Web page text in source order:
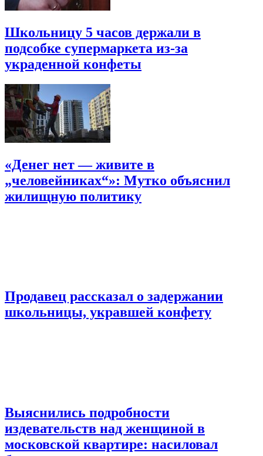
Школьницу 5 часов держали в
подсобке супермаркета из-за
украденной конфеты
«Денег нет — живите в
„человейниках“»: Мутко объяснил
жилищную политику
Продавец рассказал о задержании
школьницы, укравшей конфету
Выяснились подробности
издевательств над женщиной в
московской квартире: насиловал